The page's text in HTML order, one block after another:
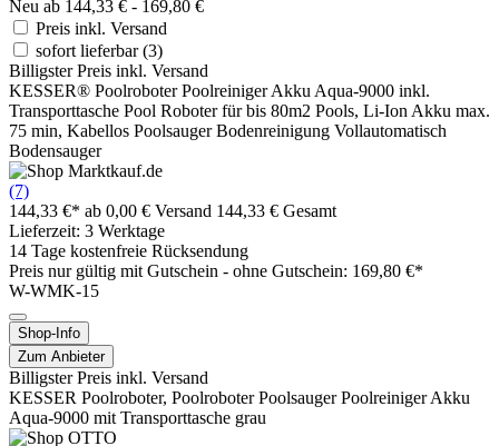
Neu ab 144,33 € - 169,80 €
Preis inkl. Versand
sofort lieferbar(3)
Billigster Preis inkl. Versand
KESSER® Poolroboter Poolreiniger Akku Aqua-9000 inkl.
Transporttasche Pool Roboter für bis 80m2 Pools, Li-Ion Akku max.
75 min, Kabellos Poolsauger Bodenreinigung Vollautomatisch
Bodensauger
(7)
144,33 €* ab 0,00 € Versand 144,33 € Gesamt
Lieferzeit: 3 Werktage
14 Tage kostenfreie Rücksendung
Preis nur gültig mit Gutschein - ohne Gutschein: 169,80 €*
W-WMK-15
Shop-Info
Zum Anbieter
Billigster Preis inkl. Versand
KESSER Poolroboter, Poolroboter Poolsauger Poolreiniger Akku
Aqua-9000 mit Transporttasche grau